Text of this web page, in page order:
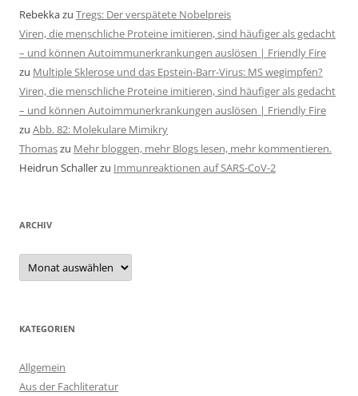
Rebekkazu Tregs: Der verspätete Nobelpreis
Viren, die menschliche Proteine imitieren, sind häufiger als gedacht
– und können Autoimmunerkrankungen auslösen | Friendly Fire
zu Multiple Sklerose und das Epstein-Barr-Virus: MS wegimpfen?
Viren, die menschliche Proteine imitieren, sind häufiger als gedacht
– und können Autoimmunerkrankungen auslösen | Friendly Fire
zu Abb. 82: Molekulare Mimikry
Thomaszu Mehr bloggen, mehr Blogs lesen, mehr kommentieren.
Heidrun Schallerzu Immunreaktionen auf SARS-CoV-2
ARCHIV
Archiv
KATEGORIEN
Allgemein
Aus der Fachliteratur